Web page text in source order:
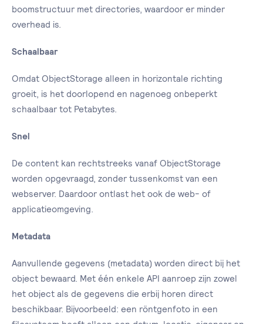
boomstructuur met directories, waardoor er minder
overhead is.
Schaalbaar
Omdat ObjectStorage alleen in horizontale richting
groeit, is het doorlopend en nagenoeg onbeperkt
schaalbaar tot Petabytes.
Snel
De content kan rechtstreeks vanaf ObjectStorage
worden opgevraagd, zonder tussenkomst van een
webserver. Daardoor ontlast het ook de web- of
applicatieomgeving.
Metadata
Aanvullende gegevens (metadata) worden direct bij het
object bewaard. Met één enkele API aanroep zijn zowel
het object als de gegevens die erbij horen direct
beschikbaar. Bijvoorbeeld: een röntgenfoto in een